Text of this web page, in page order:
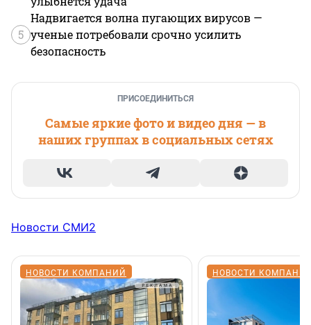
5
Надвигается волна пугающих вирусов —
ученые потребовали срочно усилить
безопасность
ПРИСОЕДИНИТЬСЯ
Самые яркие фото и видео дня — в
наших группах в социальных сетях
Новости СМИ2
НОВОСТИ КОМПАНИЙ НОВОСТИ